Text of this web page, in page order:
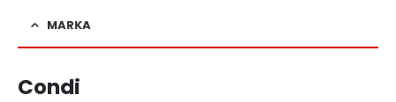
MARKA
Condi